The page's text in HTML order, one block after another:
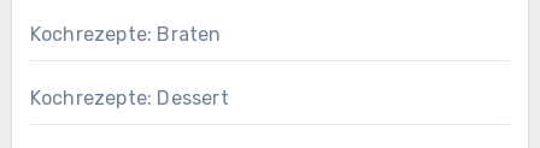
Kochrezepte: Braten
Kochrezepte: Dessert